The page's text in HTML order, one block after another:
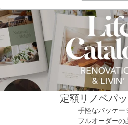
定額リノベパ
手軽なパッケー
フルオーダーの